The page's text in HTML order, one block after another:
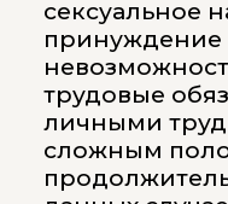
сексуальное
принуждение
трудовые
личными
сложным